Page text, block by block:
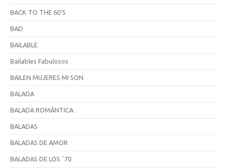
BACK TO THE 60'S
BAD
BAILABLE
Bailables Fabulosos
BAILEN MUJERES MI SON
BALADA
BALADA ROMÁNTICA
BALADAS
BALADAS DE AMOR
BALADAS DE LOS ´70